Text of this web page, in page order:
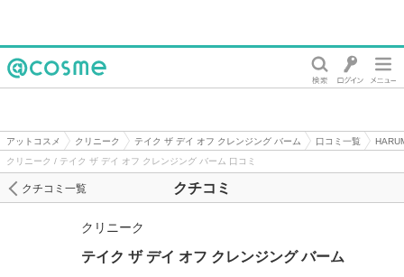
アットコスメ クリニーク テイク ザ デイ オフ クレンジング バーム 口コミ一覧
クリニーク / テイク ザ デイ オフ クレンジング バーム 口コミ
クチコミ
クチコミ一覧
クリニーク
テイク ザ デイ オフ クレンジング バーム